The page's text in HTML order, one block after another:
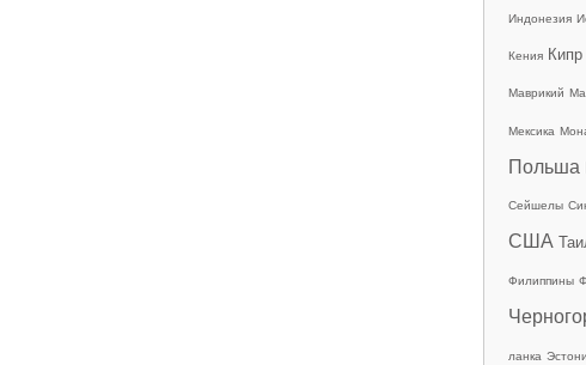
Индонезия
Кения Кипр
Маврикий
Мексика
Польша
Сейшелы
США
Филиппины
ланка